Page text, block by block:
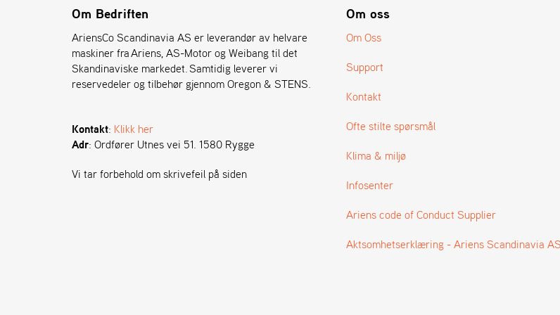
Om Bedriften
AriensCo Scandinavia AS er leverandør av helvare
maskiner fra Ariens, AS-Motor og Weibang til det
Skandinaviske markedet. Samtidig leverer vi
reservedeler og tilbehør gjennom Oregon & STENS.
Kontakt: Klikk her
Adr: Ordfører Utnes vei 51. 1580 Rygge
Vi tar forbehold om skrivefeil på siden
Om oss
Om Oss
Support
Kontakt
Ofte stilte spørsmål
Klima & miljø
Infosenter
Ariens code of Conduct Supplier
Aktsomhetserklæring - Ariens Scandinavia AS